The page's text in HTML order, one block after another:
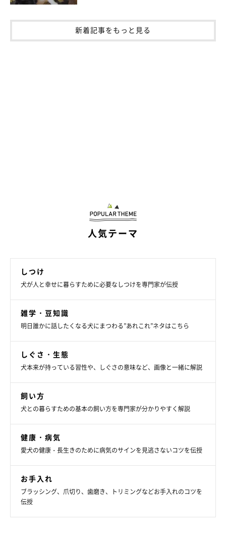
新着記事をもっと見る
人気テーマ
しつけ
犬が人と幸せに暮らすために必要なしつけを専門家が伝授
雑学・豆知識
明日誰かに話したくなる犬にまつわる”あれこれ”ネタはこちら
しぐさ・生態
犬本来が持っている習性や、しぐさの意味など、画像と一緒に解説
飼い方
犬との暮らすための基本の飼い方を専門家が分かりやすく解説
健康・病気
愛犬の健康・長生きのために病気のサインを見逃さないコツを伝授
お手入れ
ブラッシング、爪切り、歯磨き、トリミングなどお手入れのコツを
伝授